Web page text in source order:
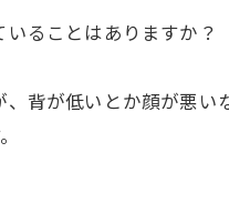
ることはありますか？
背が低いとか顔が悪い